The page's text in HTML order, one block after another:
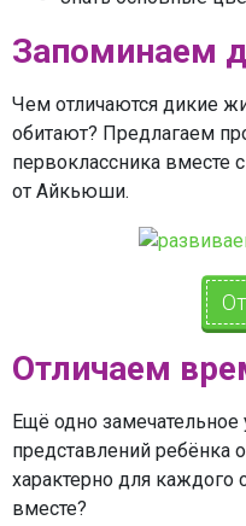
Запоминаем
Чем отличаются дикие
обитают? Предлагаем
первоклассника вместе
от Айкьюши.
Отличаем
Ещё одно
представлений ребёнка
характерно для
вместе?